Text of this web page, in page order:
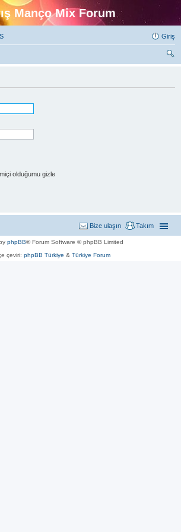
Manço Mix Forum
Giriş
olduğumu gizle
Takım
Bize ulaşın
phpBB® Forum Software © phpBB Limited
çeviri: phpBB Türkiye & Türkiye Forum